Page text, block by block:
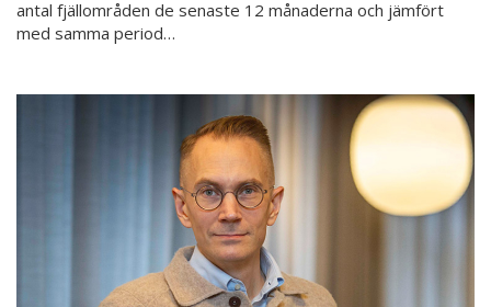
antal fjällområden de senaste 12 månaderna och jämfört
med samma period…
Ökande